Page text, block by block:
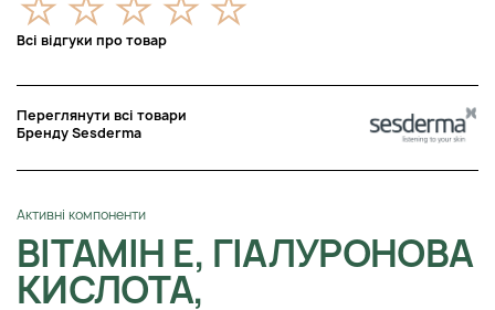
Всі відгуки про товар
Переглянути всі товари
Бренду Sesderma
Активні компоненти
ВІТАМІН E, ГІАЛУРОНОВА
КИСЛОТА,